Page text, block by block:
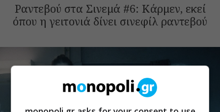
Ραντεβού στα Σινεμά #6: Κάρμεν, εκεί
όπου η γειτονιά δίνει σινεφίλ ραντεβού